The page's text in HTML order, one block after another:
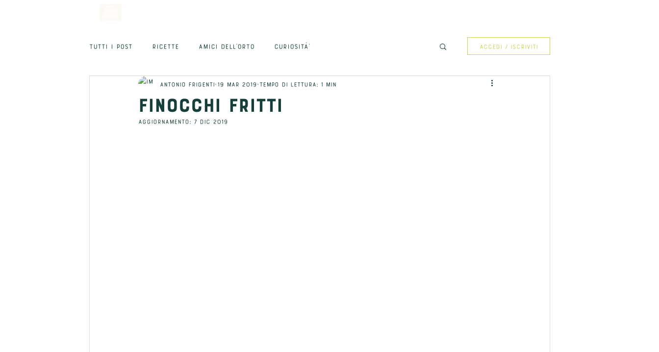
Tutti i post RICETTE AMICI DELL'ORTO CURIOSITÀ' Accedi / Iscriviti
Finocchi fritti
Antonio Frigenti 19 mar 2019 Tempo di lettura: 1 min
Aggiornamento: 7 dic 2019